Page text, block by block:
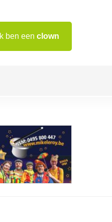
Ik ben een clown